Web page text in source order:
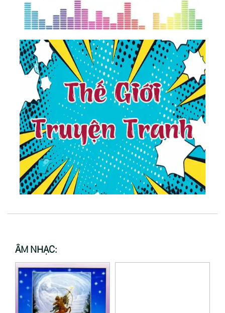
ÂM NHẠC: